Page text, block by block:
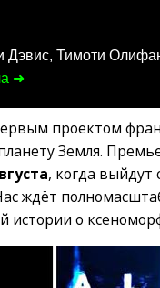
Дэвис, Тимоти
➜
проектом
Земля.
, когда выйдут
ждёт
истории о